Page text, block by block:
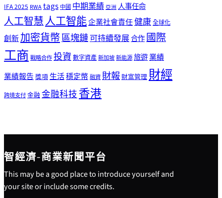
IFA 2025 RWAtags 中國 中期業績 亞洲 人事任命
人工智慧人工智能企業社會責任健康全球化
創新加密貨幣區塊鏈可持續發展合作國際
工商戰略合作投資數字資產新加坡新能源旅遊業績
業績報告獎項生活穩定幣融資財報 財富管理財經
跨境支付金融 金融科技香港
智經濟-商業新聞平台
This may be a good place to introduce yourself and
your site or include some credits.